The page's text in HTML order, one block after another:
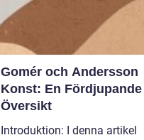
Gomér och Andersson
Konst: En Fördjupande
Översikt
Introduktion: I denna artikel